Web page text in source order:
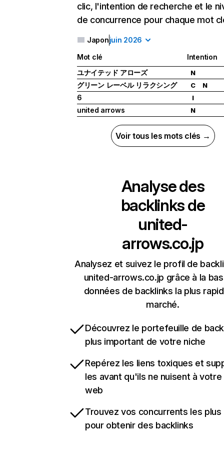
clic, l'intention de recherche et le
de concurrence pour chaque mot
Japonjuin 2026
Mot clé
Intention
ユナイテッド アローズ
N
グリーン レーベル リラクシング C N
6 I
united arrows N
Voir tous les mots clés →
Analyse des
backlinks de
united-
arrows.co.jp
Analysez et suivez le profil de
united-arrows.co.jp grâce à la
données de backlinks la plus
marché.
Découvrez le portefeuille de
plus important de votre niche
Repérez les liens toxiques et
les avant qu'ils ne nuisent à
web
Trouvez vos concurrents les
pour obtenir des backlinks